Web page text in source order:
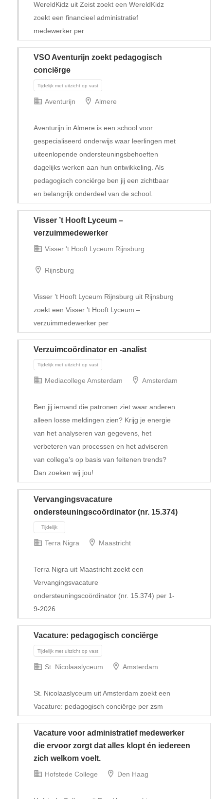
Tijdelijk
WereldKidz uit Zeist zoekt een WereldKidz
zoekt een financieel administratief
medewerker per
VSO Aventurijn zoekt pedagogisch
conciërge
Tijdelijk met uitzicht op vast
Aventurijn Almere
Aventurijn in Almere is een school voor
gespecialiseerd onderwijs waar leerlingen met
uiteenlopende ondersteuningsbehoeften
dagelijks werken aan hun ontwikkeling. Als
pedagogisch conciërge ben jij een zichtbaar
en belangrijk onderdeel van de school.
Visser ’t Hooft Lyceum –
verzuimmedewerker
Visser 't Hooft Lyceum Rijnsburg
Rijnsburg
Visser ’t Hooft Lyceum Rijnsburg uit Rijnsburg
zoekt een Visser ’t Hooft Lyceum –
verzuimmedewerker per
Verzuimcoördinator en -analist
Mediacollege Amsterdam Amsterdam
Ben jij iemand die patronen ziet waar anderen
alleen losse meldingen zien? Krijg je energie
van het analyseren van gegevens, het
verbeteren van processen en het adviseren
van collega’s op basis van feitenen trends?
Dan zoeken wij jou!
Vervangingsvacature
ondersteuningscoördinator (nr. 15.374)
Tijdelijk
Terra Nigra Maastricht
Terra Nigra uit Maastricht zoekt een
Vervangingsvacature
ondersteuningscoördinator (nr. 15.374) per 1-
9-2026
Vacature: pedagogisch conciërge
St. Nicolaaslyceum Amsterdam
St. Nicolaaslyceum uit Amsterdam zoekt een
Vacature: pedagogisch conciërge per zsm
Vacature voor administratief medewerker
die ervoor zorgt dat alles klopt én iedereen
zich welkom voelt.
Hofstede College Den Haag